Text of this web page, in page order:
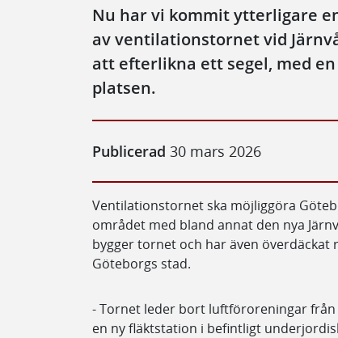
Nu har vi kommit ytterligare
av ventilationstornet vid
att efterlikna ett segel, med
platsen.
Publicerad 30 mars 2026
Ventilationstornet ska möjliggöra
området med bland annat den nya
bygger tornet och har även
Göteborgs stad.
- Tornet leder bort luftföroreningar
en ny fläktstation i befintligt